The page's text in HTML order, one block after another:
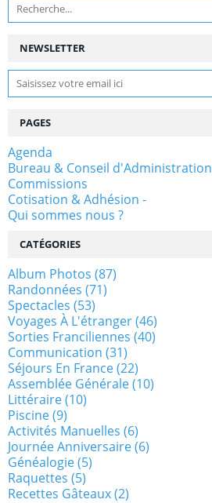
NEWSLETTER
PAGES
Agenda
Bureau & Conseil d'Administration
Commissions
Cotisation & Adhésion -
Qui sommes nous ?
CATÉGORIES
Album Photos (87)
Randonnées (71)
Spectacles (53)
Voyages À L'étranger(46)
Sorties Franciliennes (40)
Communication (31)
Séjours En France(22)
Assemblée Générale(10)
Littéraire(10)
Piscine(9)
Activités Manuelles (6)
Journée Anniversaire(6)
Généalogie(5)
Raquettes (5)
Recettes Gâteaux(2)